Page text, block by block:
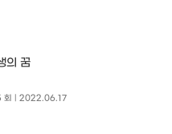
의 꿈
회
| 2022.06.17